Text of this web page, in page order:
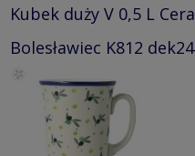
Kubek duży V 0,5 L
Bolesławiec K812